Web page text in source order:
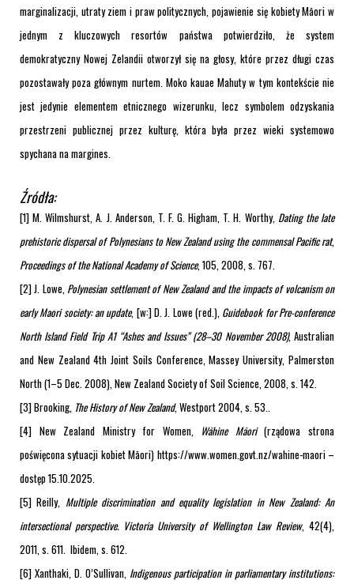
marginalizacji, utraty ziem i praw politycznych, pojawienie się kobiety Māori w
jednym z kluczowych resortów państwa potwierdziło, że system
demokratyczny Nowej Zelandii otworzył się na głosy, które przez długi czas
pozostawały poza głównym nurtem. Moko kauae Mahuty w tym kontekście nie
jest jedynie elementem etnicznego wizerunku, lecz symbolem odzyskania
przestrzeni publicznej przez kulturę, która była przez wieki systemowo
spychana na margines.
Źródła:
[1] M. Wilmshurst, A. J. Anderson, T. F. G. Higham, T. H. Worthy, Dating the late
prehistoric dispersal of Polynesians to New Zealand using the commensal Pacific rat,
Proceedings of the National Academy of Science, 105, 2008, s. 767.
[2] J. Lowe, Polynesian settlement of New Zealand and the impacts of volcanism on
early Maori society: an update, [w:] D. J. Lowe (red.), Guidebook for Pre-conference
North Island Field Trip A1 “Ashes and Issues” (28–30 November 2008), Australian
and New Zealand 4th Joint Soils Conference, Massey University, Palmerston
North (1–5 Dec. 2008), New Zealand Society of Soil Science, 2008, s. 142.
[3] Brooking, The History of New Zealand, Westport 2004, s. 53..
[4] New Zealand Ministry for Women, Wāhine Māori(rządowa strona
poświęcona sytuacji kobiet Māori) https://www.women.govt.nz/wahine-maori –
dostęp 15.10.2025.
[5] Reilly, Multiple discrimination and equality legislation in New Zealand: An
intersectional perspective. Victoria University of Wellington Law Review, 42(4),
2011, s. 611. Ibidem, s. 612.
[6] Xanthaki, D. O’Sullivan, Indigenous participation in parliamentary institutions: